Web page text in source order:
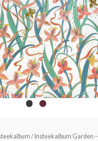
/ Insteekalbum Garden –